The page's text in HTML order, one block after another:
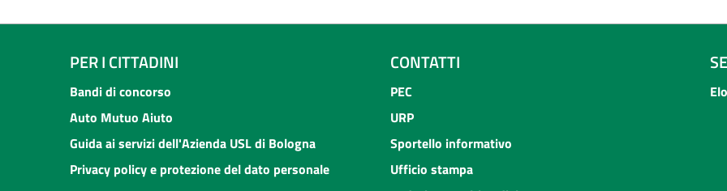
PER I CITTADINI
Bandi di concorso
Auto Mutuo Aiuto
Guida ai servizi dell'Azienda USL di Bologna
Privacy policy e protezione del dato personale
CONTATTI
PEC
URP
Sportello informativo
Ufficio stampa